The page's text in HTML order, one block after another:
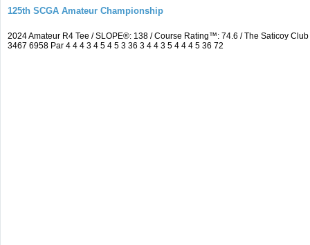
125th SCGA Amateur Championship
2024 Amateur R4 Tee / SLOPE®: 138 / Course Rating™: 74.6 / The Saticoy
3467 6958 Par 4 4 4 3 4 5 4 5 3 36 3 4 4 3 5 4 4 4 5 36 72